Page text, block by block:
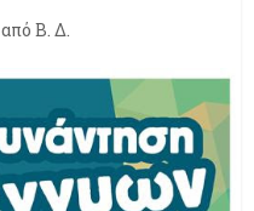
από Β. Δ.